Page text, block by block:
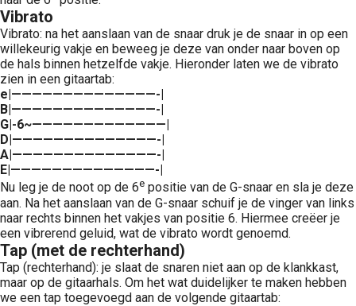
Vibrato
Vibrato: na het aanslaan van de snaar druk je de snaar in op een
willekeurig vakje en beweeg je deze van onder naar boven op
de hals binnen hetzelfde vakje. Hieronder laten we de vibrato
zien in een gitaartab:
e|——————————————-|
B|——————————————-|
G|-6~—————————————|
D|——————————————-|
A|——————————————-|
E|——————————————-|
Nu leg je de noot op de 6e positie van de G-snaar en sla je deze
aan. Na het aanslaan van de G-snaar schuif je de vinger van links
naar rechts binnen het vakjes van positie 6. Hiermee creëer je
een vibrerend geluid, wat de vibrato wordt genoemd.
Tap (met de rechterhand)
Tap (rechterhand): je slaat de snaren niet aan op de klankkast,
maar op de gitaarhals. Om het wat duidelijker te maken hebben
we een tap toegevoegd aan de volgende gitaartab: